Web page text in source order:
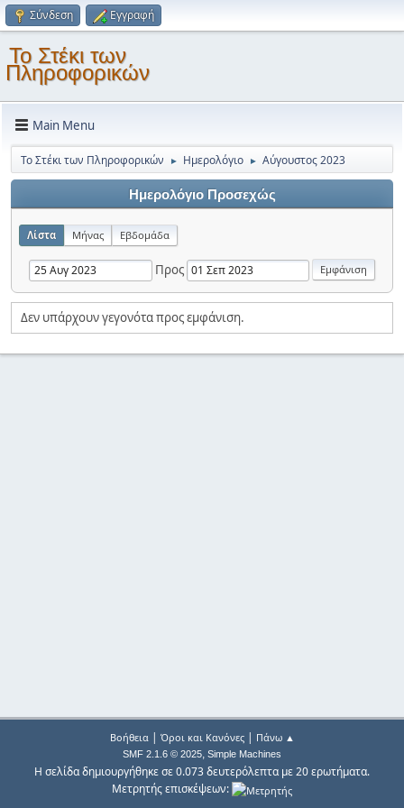
Σύνδεση Εγγραφή
Το Στέκι των
Πληροφορικών
Main Menu
Το Στέκι των Πληροφορικών ► Ημερολόγιο ► Αύγουστος 2023
Ημερολόγιο Προσεχώς
Λίστα Μήνας Εβδομάδα
Προς
Δεν υπάρχουν γεγονότα προς εμφάνιση.
Βοήθεια| Όροι και Κανόνες| Πάνω ▲
SMF 2.1.6 © 2025, Simple Machines
Η σελίδα δημιουργήθηκε σε 0.073 δευτερόλεπτα με 20 ερωτήματα.
Μετρητής επισκέψεων: